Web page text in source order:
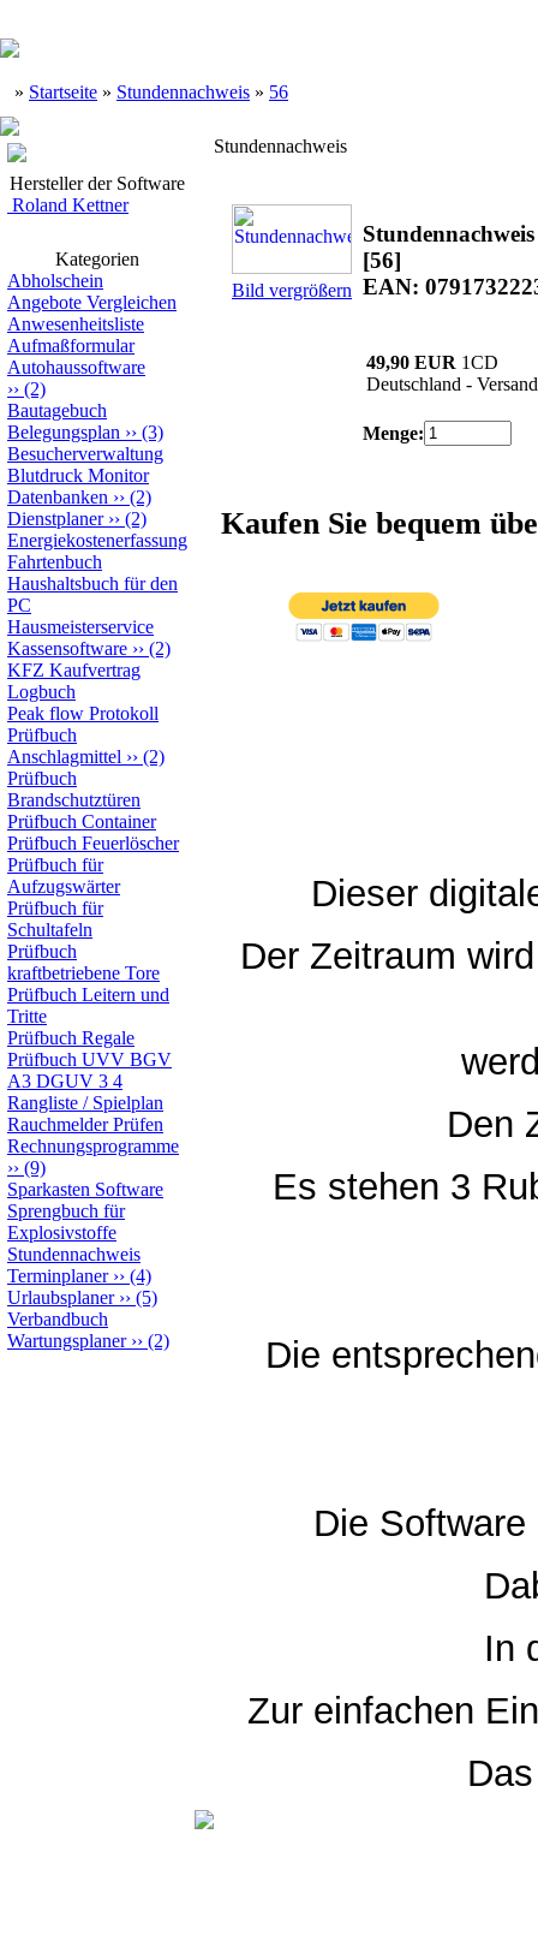
» Startseite » Stundennachweis » 56
Hersteller der Software
Roland Kettner
Kategorien
Abholschein
Angebote Vergleichen
Anwesenheitsliste
Aufmaßformular
Autohaussoftware
›› (2)
Bautagebuch
Belegungsplan ›› (3)
Besucherverwaltung
Blutdruck Monitor
Datenbanken ›› (2)
Dienstplaner›› (2)
Energiekostenerfassung
Fahrtenbuch
Haushaltsbuch für den
PC
Hausmeisterservice
Kassensoftware ›› (2)
KFZ Kaufvertrag
Logbuch
Peak flow Protokoll
Prüfbuch
Anschlagmittel ›› (2)
Prüfbuch
Brandschutztüren
Prüfbuch Container
Prüfbuch Feuerlöscher
Prüfbuch für
Aufzugswärter
Prüfbuch für
Schultafeln
Prüfbuch
kraftbetriebene Tore
Prüfbuch Leitern und
Tritte
Prüfbuch Regale
Prüfbuch UVV BGV
A3 DGUV 3 4
Rangliste / Spielplan
Rauchmelder Prüfen
Rechnungsprogramme
›› (9)
Sparkasten Software
Sprengbuch für
Explosivstoffe
Stundennachweis
Terminplaner›› (4)
Urlaubsplaner›› (5)
Verbandbuch
Wartungsplaner›› (2)
Stundennachweis
Bild vergrößern
Stundennachweis
[56]
EAN:
49,90 EUR 1CD
Deutschland -
Menge:
Kaufen Sie bequem
Dieser
Der Zeitraum
Den
Es stehen 3
Die
Die
In
Zur einfachen